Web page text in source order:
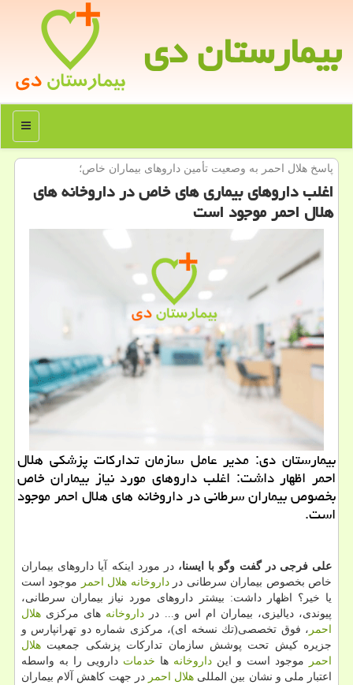
بیمارستان دی
منو
پاسخ هلال احمر به وصعیت تأمین داروهای بیماران خاص؛
اغلب داروهای بیماری های خاص در داروخانه های
هلال احمر موجود است
بیمارستان دی: مدیر عامل سازمان تداركات پزشكی هلال
احمر اظهار داشت: اغلب داروهای مورد نیاز بیماران خاص
بخصوص بیماران سرطانی در داروخانه های هلال احمر موجود
است.
علی فرجی در گفت وگو با ایسنا،در مورد اینكه آیا داروهای بیماران
خاص بخصوص بیماران سرطانی درداروخانه هلال احمر
موجود است
یا خیر؟ اظهار داشت: بیشتر داروهای مورد نیاز بیماران سرطانی،
پیوندی، دیالیزی، بیماران ام اس و... در داروخانه های مركزی هلال
احمر ، فوق تخصصی(تك نسخه ای)، مركزی شماره دو تهرانپارس و
جزیره كیش تحت پوشش سازمان تداركات پزشكی جمعیت هلال
احمر
موجود است و این داروخانه ها خدمات دارویی را به واسطه
اعتبار ملی و نشان بین المللی هلال احمر در جهت كاهش آلام بیماران